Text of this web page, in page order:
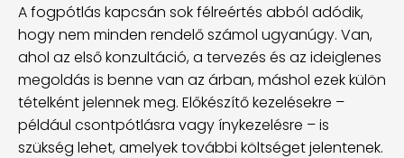
A fogpótlás kapcsán sok félreértés abból adódik,
hogy nem minden rendelő számol ugyanúgy. Van,
ahol az első konzultáció, a tervezés és az ideiglenes
megoldás is benne van az árban, máshol ezek külön
tételként jelennek meg. Előkészítő kezelésekre –
például csontpótlásra vagy ínykezelésre – is
szükség lehet, amelyek további költséget jelentenek.